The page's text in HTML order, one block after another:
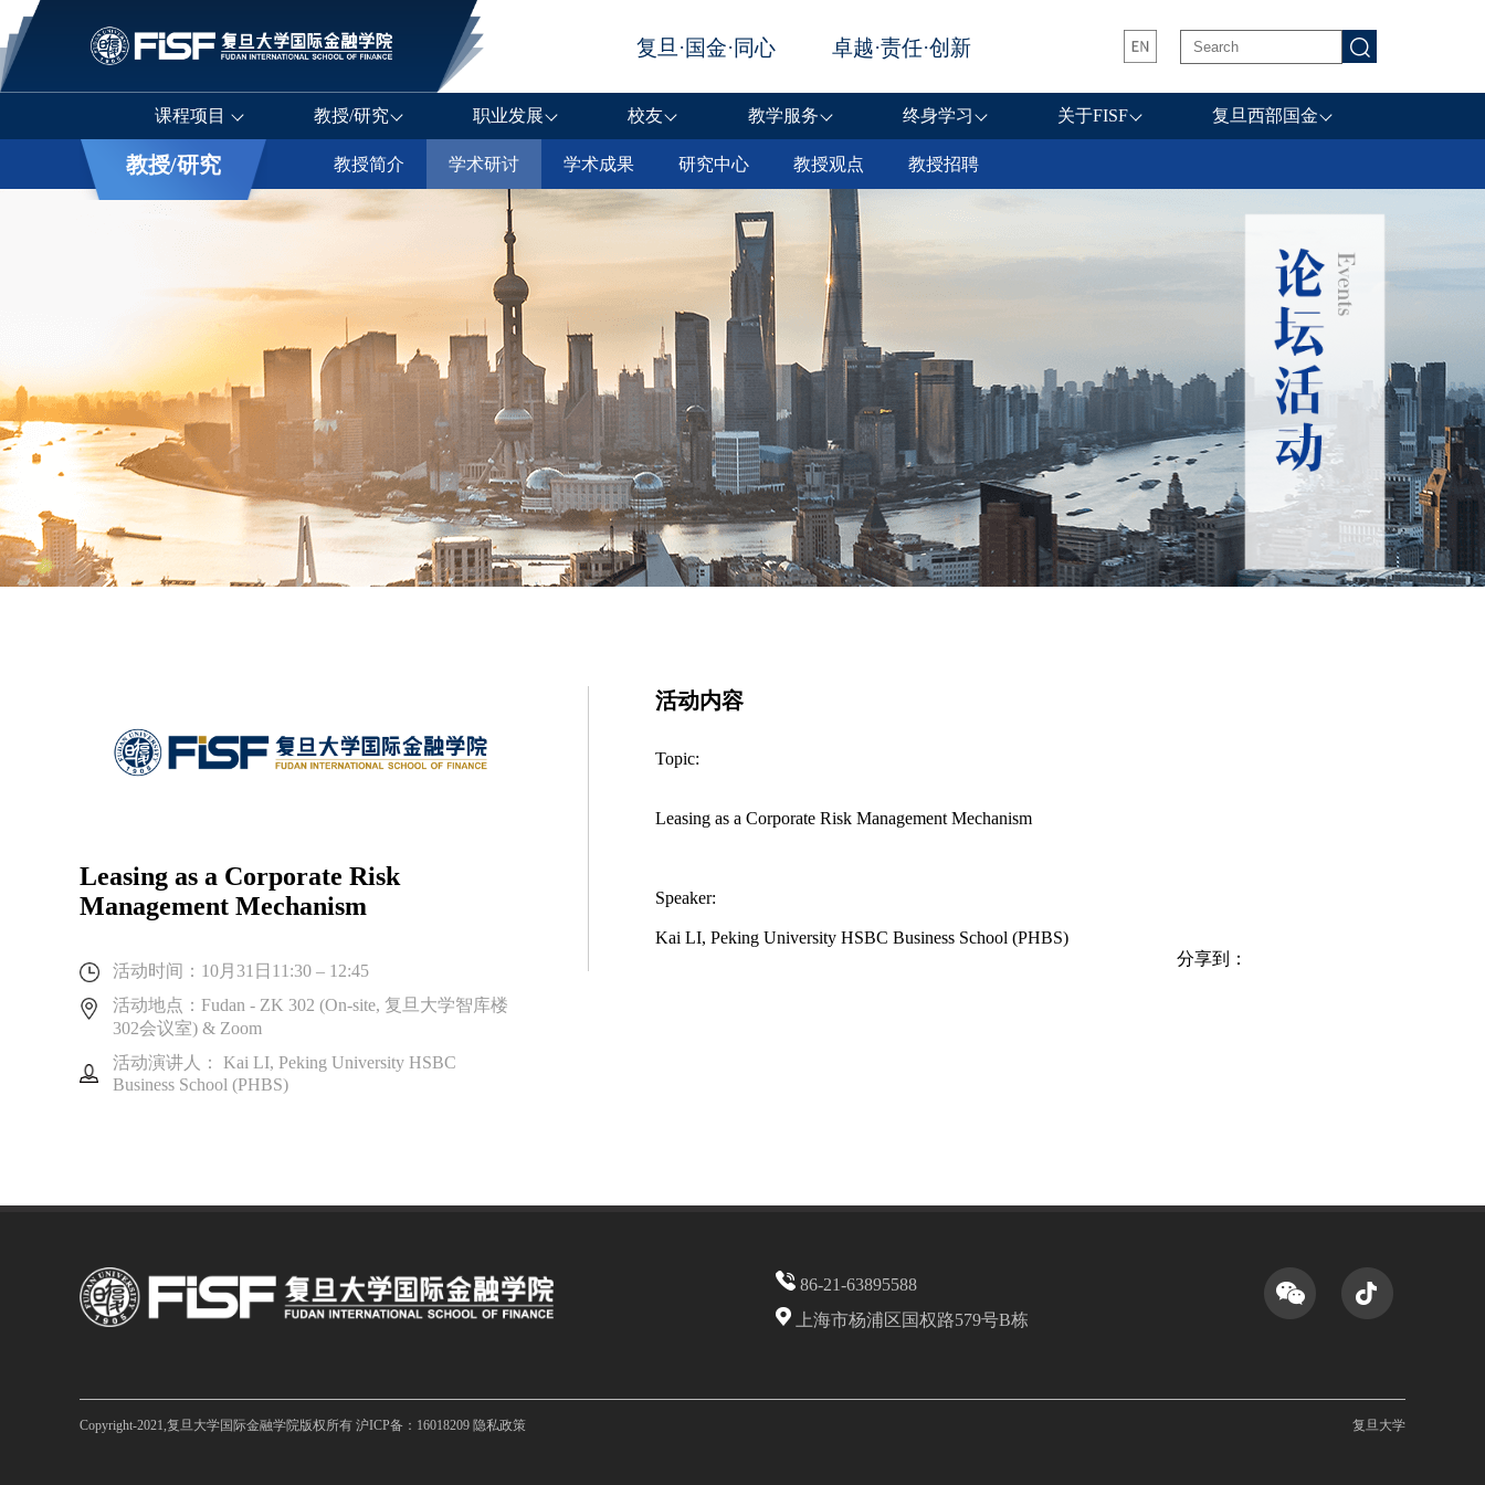
课程项目 教授/研究 职业发展 校友 教学服务 终身学习 关于FISF 复旦西部国金
教授/研究 教授简介 学术研讨 学术成果 研究中心 教授观点 教授招聘
Leasing as a Corporate Risk
Management Mechanism
活动时间：10月31日11:30 – 12:45
活动地点：Fudan - ZK 302 (On-site, 复旦大学智库楼
302会议室) & Zoom
活动演讲人： Kai LI, Peking University HSBC
Business School (PHBS)
活动内容
Topic:
Leasing as a Corporate Risk Management Mechanism
Speaker:
Kai LI, Peking University HSBC Business School (PHBS)
分享到：
86-21-63895588
上海市杨浦区国权路579号B栋
Copyright-2021,复旦大学国际金融学院版权所有 沪ICP备：16018209 隐私政策 复旦大学